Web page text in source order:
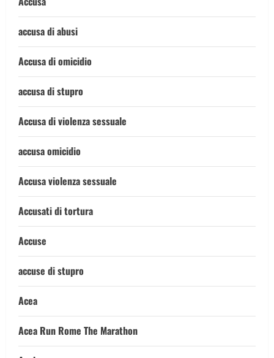
accusa di abusi
Accusa di omicidio
accusa di stupro
Accusa di violenza sessuale
accusa omicidio
Accusa violenza sessuale
Accusati di tortura
Accuse
accuse di stupro
Acea
Acea Run Rome The Marathon